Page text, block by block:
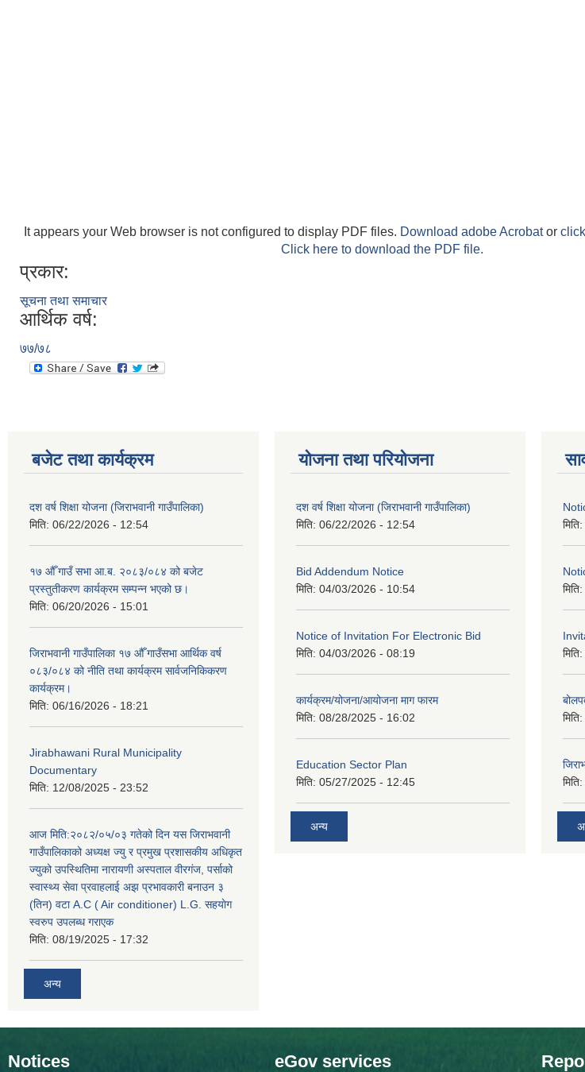
It appears your Web browser is not configured to display PDF files. Download adobe Acrobator
Click here to download the PDF file.
प्रकार:
सूचना तथा समाचार
आर्थिक वर्ष:
७७/७८
बजेट तथा कार्यक्रम
दश वर्ष शिक्षा योजना (जिराभवानी गाउँपालिका)
मिति: 06/22/2026 - 12:54
१७ औँ गाउँ सभा आ.ब. २०८३/०८४ को बजेट
प्रस्तुतीकरण कार्यक्रम सम्पन्न भएको छ।
मिति: 06/20/2026 - 15:01
जिराभवानी गाउँपालिका १७ औँ गाउँसभा आर्थिक वर्ष
०८३/०८४ को नीति तथा कार्यक्रम सार्वजनिकिकरण
कार्यक्रम।
मिति: 06/16/2026 - 18:21
Jirabhawani Rural Municipality
Documentary
मिति: 12/08/2025 - 23:52
आज मिति:२०८२/०५/०३ गतेको दिन यस जिराभवानी
गाउँपालिकाको अध्यक्ष ज्यु र प्रमुख प्रशासकीय अधिकृत
ज्युको उपस्थितिमा नारायणी अस्पताल वीरगंज, पर्साको
स्वास्थ्य सेवा प्रवाहलाई अझ प्रभावकारी बनाउन ३
(तिन) वटा A.C ( Air conditioner) L.G. सहयाेग
स्वरुप उपलब्ध गराएक
मिति: 08/19/2025 - 17:32
अन्य
योजना तथा परियोजना
दश वर्ष शिक्षा योजना (जिराभवानी गाउँपालिका)
मिति: 06/22/2026 - 12:54
Bid Addendum Notice
मिति: 04/03/2026 - 10:54
Notice of Invitation For Electronic Bid
मिति: 04/03/2026 - 08:19
कार्यक्रम/योजना/आयोजना माग फारम
मिति: 08/28/2025 - 16:02
Education Sector Plan
मिति: 05/27/2025 - 12:45
अन्य
मिति:
मिति:
मिति:
मिति:
मिति:
Notices eGov services